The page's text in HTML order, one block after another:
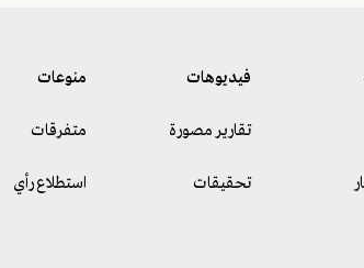
فيديوهات
تقارير مصورة
تحقيقات
منوعات
متفرقات
استطلاع رأي